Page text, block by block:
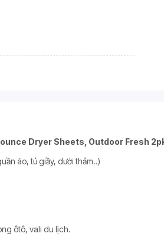
Dryer Sheets, Outdoor Fresh
áo, tủ giầy, dưới thảm..)
ôtô, vali du lịch.